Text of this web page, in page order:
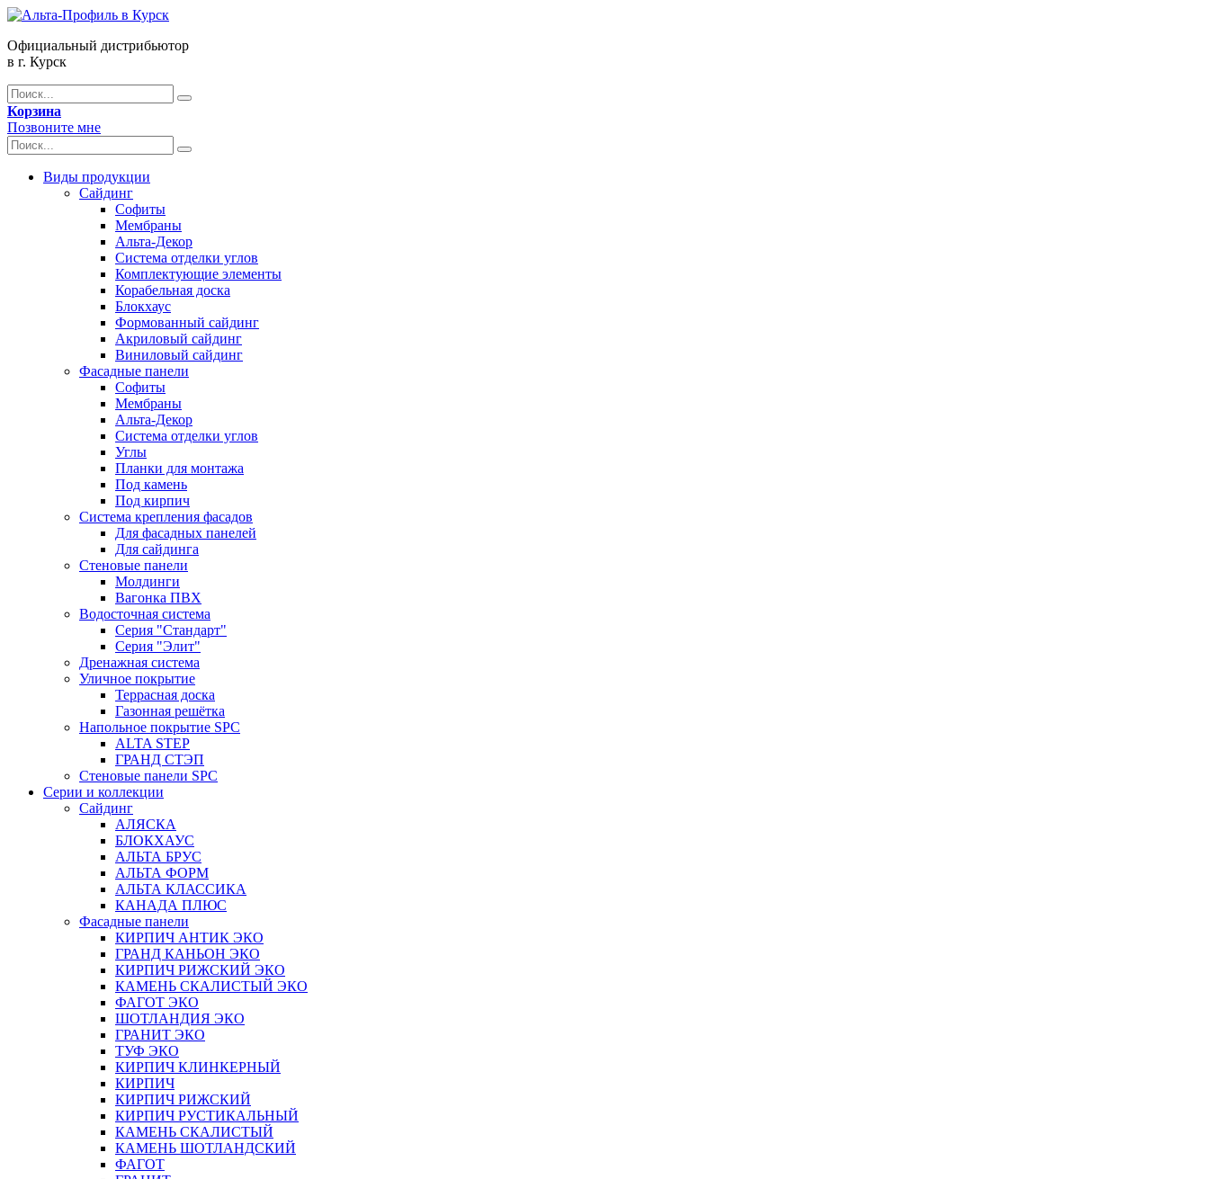
Официальный дистрибьютор
в г. Курск
Корзина
Позвоните мне
Виды продукции
Сайдинг
Софиты
Мембраны
Альта-Декор
Система отделки углов
Комплектующие элементы
Корабельная доска
Блокхаус
Формованный сайдинг
Акриловый сайдинг
Виниловый сайдинг
Фасадные панели
Софиты
Мембраны
Альта-Декор
Система отделки углов
Углы
Планки для монтажа
Под камень
Под кирпич
Система крепления фасадов
Для фасадных панелей
Для сайдинга
Стеновые панели
Молдинги
Вагонка ПВХ
Водосточная система
Серия "Стандарт"
Серия "Элит"
Дренажная система
Уличное покрытие
Террасная доска
Газонная решётка
Напольное покрытие SPC
ALTA STEP
ГРАНД СТЭП
Стеновые панели SPC
Серии и коллекции
Сайдинг
АЛЯСКА
БЛОКХАУС
АЛЬТА БРУС
АЛЬТА ФОРМ
АЛЬТА КЛАССИКА
КАНАДА ПЛЮС
Фасадные панели
КИРПИЧ АНТИК ЭКО
ГРАНД КАНЬОН ЭКО
КИРПИЧ РИЖСКИЙ ЭКО
КАМЕНЬ СКАЛИСТЫЙ ЭКО
ФАГОТ ЭКО
ШОТЛАНДИЯ ЭКО
ГРАНИТ ЭКО
ТУФ ЭКО
КИРПИЧ КЛИНКЕРНЫЙ
КИРПИЧ
КИРПИЧ РИЖСКИЙ
КИРПИЧ РУСТИКАЛЬНЫЙ
КАМЕНЬ СКАЛИСТЫЙ
КАМЕНЬ ШОТЛАНДСКИЙ
ФАГОТ